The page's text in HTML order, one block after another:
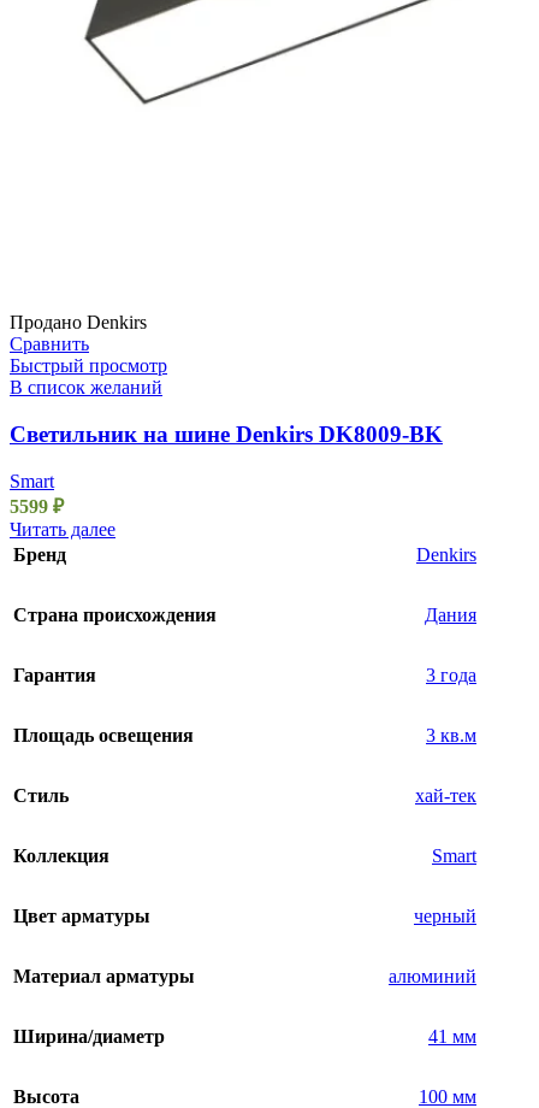
Продано Denkirs
Сравнить
Быстрый просмотр
В список желаний
Светильник на шине Denkirs DK8009-BK
Smart
5599 ₽
Читать далее
Бренд
Denkirs
Страна происхождения Дания
Гарантия 3 года
Площадь освещения 3 кв.м
Стиль хай-тек
Коллекция Smart
Цвет арматуры черный
Материал арматуры алюминий
Ширина/диаметр 41 мм
Высота 100 мм